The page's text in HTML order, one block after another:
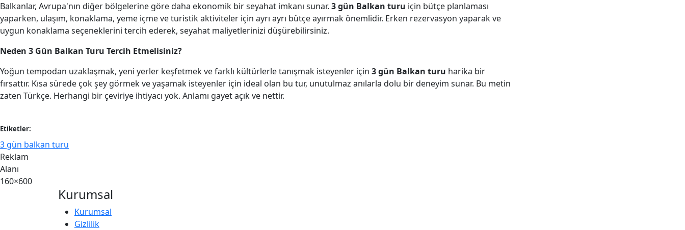
Balkanlar, Avrupa'nın diğer bölgelerine göre daha ekonomik bir seyahat imkanı sunar. 3 gün Balkan turu için bütçe planlaması
yaparken, ulaşım, konaklama, yeme içme ve turistik aktiviteler için ayrı ayrı bütçe ayırmak önemlidir. Erken rezervasyon yaparak ve
uygun konaklama seçeneklerini tercih ederek, seyahat maliyetlerinizi düşürebilirsiniz.
Neden 3 Gün Balkan Turu Tercih Etmelisiniz?
Yoğun tempodan uzaklaşmak, yeni yerler keşfetmek ve farklı kültürlerle tanışmak isteyenler için 3 gün Balkan turu harika bir
fırsattır. Kısa sürede çok şey görmek ve yaşamak isteyenler için ideal olan bu tur, unutulmaz anılarla dolu bir deneyim sunar. Bu metin
zaten Türkçe. Herhangi bir çeviriye ihtiyacı yok. Anlamı gayet açık ve nettir.
Etiketler:
3 gün balkan turu
Reklam
Alanı
160×600
Kurumsal
Kurumsal
Gizlilik